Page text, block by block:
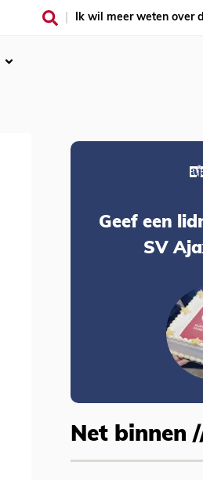
Ik wil meer weten over
Geef een
SV
Net binnen